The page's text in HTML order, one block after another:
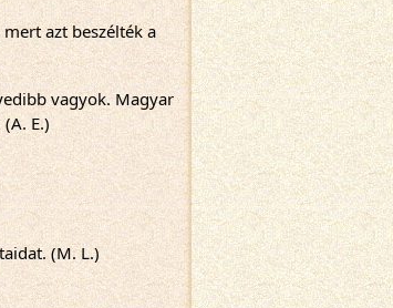
azt beszélték a
vagyok. Magyar
E.)
(M. L.)